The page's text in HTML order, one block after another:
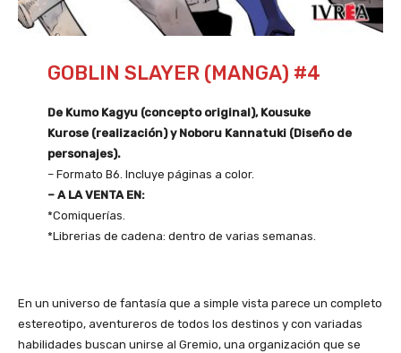
GOBLIN SLAYER (MANGA) #4
De Kumo Kagyu (concepto original), Kousuke
Kurose (realización) y Noboru Kannatuki (Diseño de
personajes).
– Formato B6. Incluye páginas a color.
– A LA VENTA EN:
*Comiquerías.
*Librerias de cadena: dentro de varias semanas.
En un universo de fantasía que a simple vista parece un completo
estereotipo, aventureros de todos los destinos y con variadas
habilidades buscan unirse al Gremio, una organización que se